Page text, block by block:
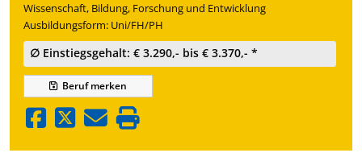
Wissenschaft, Bildung, Forschung und Entwicklung
Ausbildungsform: Uni/FH/PH
∅ Einstiegsgehalt: € 3.290,- bis € 3.370,- *
Berufmerken